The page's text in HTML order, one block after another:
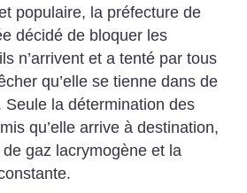
populaire, la préfecture de
décidé de bloquer les
n’arrivent et a tenté par tous
qu’elle se tienne dans de
Seule la détermination des
qu’elle arrive à destination,
gaz lacrymo­gène et la